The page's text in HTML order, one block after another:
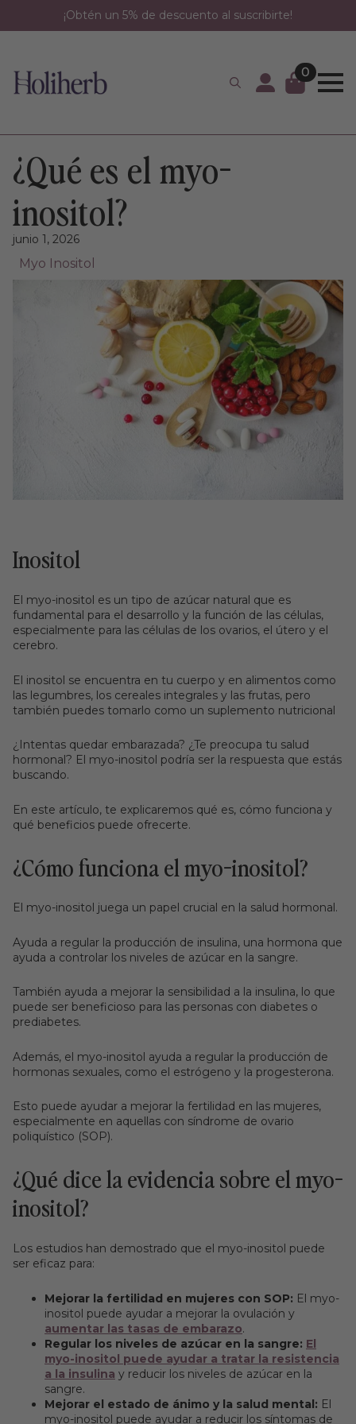
to
¡Obtén un 5% de descuento al suscribirte!
0
¿Qué es el myo-
inositol?
junio 1, 2026
Myo Inositol
Inositol
El myo-inositol es un tipo de azúcar natural que es
fundamental para el desarrollo y la función de las células,
especialmente para las células de los ovarios, el útero y el
cerebro.
El inositol se encuentra en tu cuerpo y en alimentos como
las legumbres, los cereales integrales y las frutas, pero
también puedes tomarlo como un suplemento nutricional
¿Intentas quedar embarazada? ¿Te preocupa tu salud
hormonal? El myo-inositol podría ser la respuesta que estás
buscando.
En este artículo, te explicaremos qué es, cómo funciona y
qué beneficios puede ofrecerte.
¿Cómo funciona el myo-inositol?
El myo-inositol juega un papel crucial en la salud hormonal.
Ayuda a regular la producción de insulina, una hormona que
ayuda a controlar los niveles de azúcar en la sangre.
También ayuda a mejorar la sensibilidad a la insulina, lo que
puede ser beneficioso para las personas con diabetes o
prediabetes.
Además, el myo-inositol ayuda a regular la producción de
hormonas sexuales, como el estrógeno y la progesterona.
Esto puede ayudar a mejorar la fertilidad en las mujeres,
especialmente en aquellas con síndrome de ovario
poliquístico (SOP).
¿Qué dice la evidencia sobre el myo-
inositol?
Los estudios han demostrado que el myo-inositol puede
ser eficaz para:
Mejorar la fertilidad en mujeres con SOP: El myo-
inositol puede ayudar a mejorar la ovulación y
aumentar las tasas de embarazo.
Regular los niveles de azúcar en la sangre: El
myo-inositol puede ayudar a tratar la resistencia
a la insulina y reducir los niveles de azúcar en la
sangre.
Mejorar el estado de ánimo y la salud mental: El
myo-inositol puede ayudar a reducir los síntomas de